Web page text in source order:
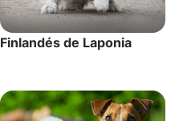
Finlandés de Laponia